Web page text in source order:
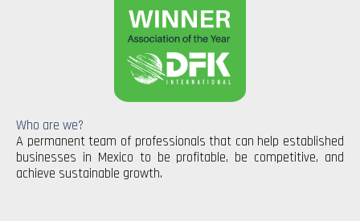
Who are we?
A permanent team of professionals that can help established
businesses in Mexico to be profitable, be competitive, and
achieve sustainable growth.